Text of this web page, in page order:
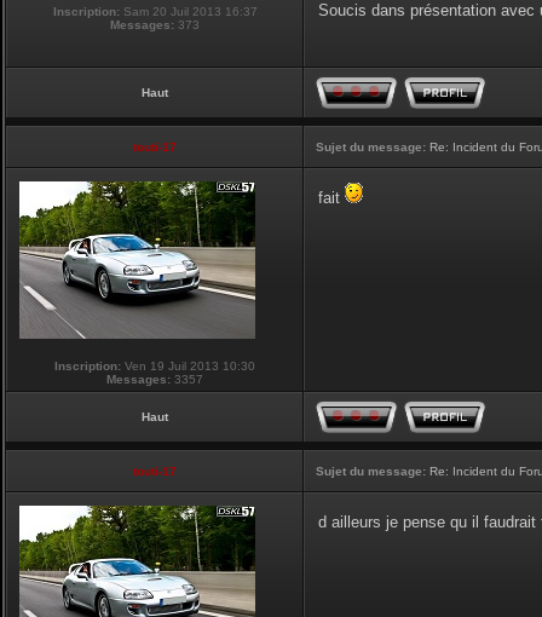
Inscription: Sam 20 Juil 2013 16:37
Messages: 373
Soucis dans présentation
Haut
touti-17 Sujet du message: Re: Incident du
Inscription: Ven 19 Juil 2013 10:30
Messages: 3357
fait
Haut
touti-17 Sujet du message: Re: Incident du
d ailleurs je pense qu il